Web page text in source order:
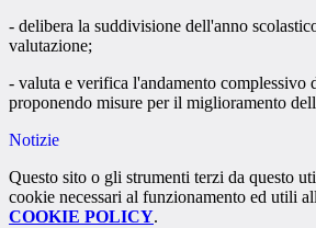
- delibera la suddivisione dell'anno
valutazione;
- valuta e verifica l'andamento complessivo
proponendo misure per il miglioramento
Notizie
Questo sito o gli strumenti terzi da questo
cookie necessari al funzionamento ed utili
COOKIE POLICY.